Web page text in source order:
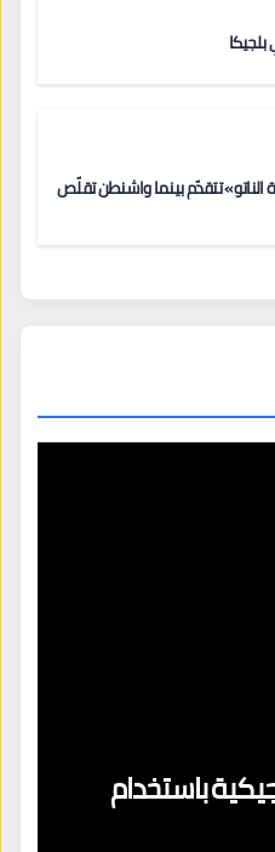
الناتو» تتقدّم بينما واشنطن تقلّص
باستخدام